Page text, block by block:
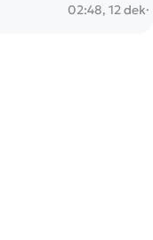
02:48, 12 dek·